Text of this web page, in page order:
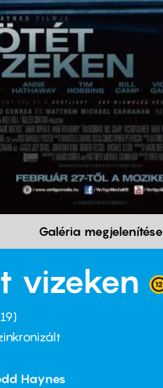
Galéria megjelenítése
vizeken
Haynes